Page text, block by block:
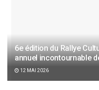
6e édition du Rallye
annuel incontournable
12 MAI 2026